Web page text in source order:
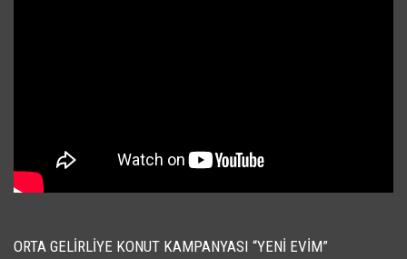
ORTA GELIRLIYE KONUT KAMPANYASI “YENI EVIM”